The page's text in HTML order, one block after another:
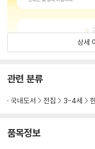
상세
관련 분류
국내도서 전집 3-4세
품목정보